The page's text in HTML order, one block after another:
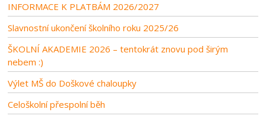
INFORMACE K PLATBÁM 2026/2027
Slavnostní ukončení školního roku 2025/26
ŠKOLNÍ AKADEMIE 2026 – tentokrát znovu pod širým
nebem :)
Výlet MŠ do Doškové chaloupky
Celoškolní přespolní běh